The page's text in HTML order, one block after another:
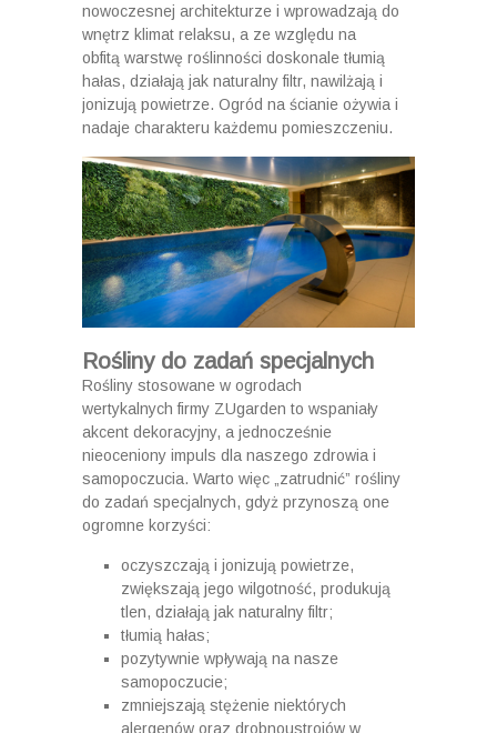
nowoczesnej architekturze i wprowadzają do
wnętrz klimat relaksu, a ze względu na
obfitą warstwę roślinności doskonale tłumią
hałas, działają jak naturalny filtr, nawilżają i
jonizują powietrze. Ogród na ścianie ożywia i
nadaje charakteru każdemu pomieszczeniu.
Rośliny do zadań specjalnych
Rośliny stosowane w ogrodach
wertykalnych firmy ZUgarden to wspaniały
akcent dekoracyjny, a jednocześnie
nieoceniony impuls dla naszego zdrowia i
samopoczucia. Warto więc „zatrudnić” rośliny
do zadań specjalnych, gdyż przynoszą one
ogromne korzyści:
oczyszczają i jonizują powietrze,
zwiększają jego wilgotność, produkują
tlen, działają jak naturalny filtr;
tłumią hałas;
pozytywnie wpływają na nasze
samopoczucie;
zmniejszają stężenie niektórych
alergenów oraz drobnoustrojów w